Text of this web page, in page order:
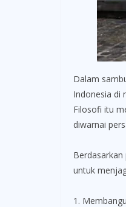
Dalam
Indonesia di
Filosofi itu
diwarnai
untuk
1.